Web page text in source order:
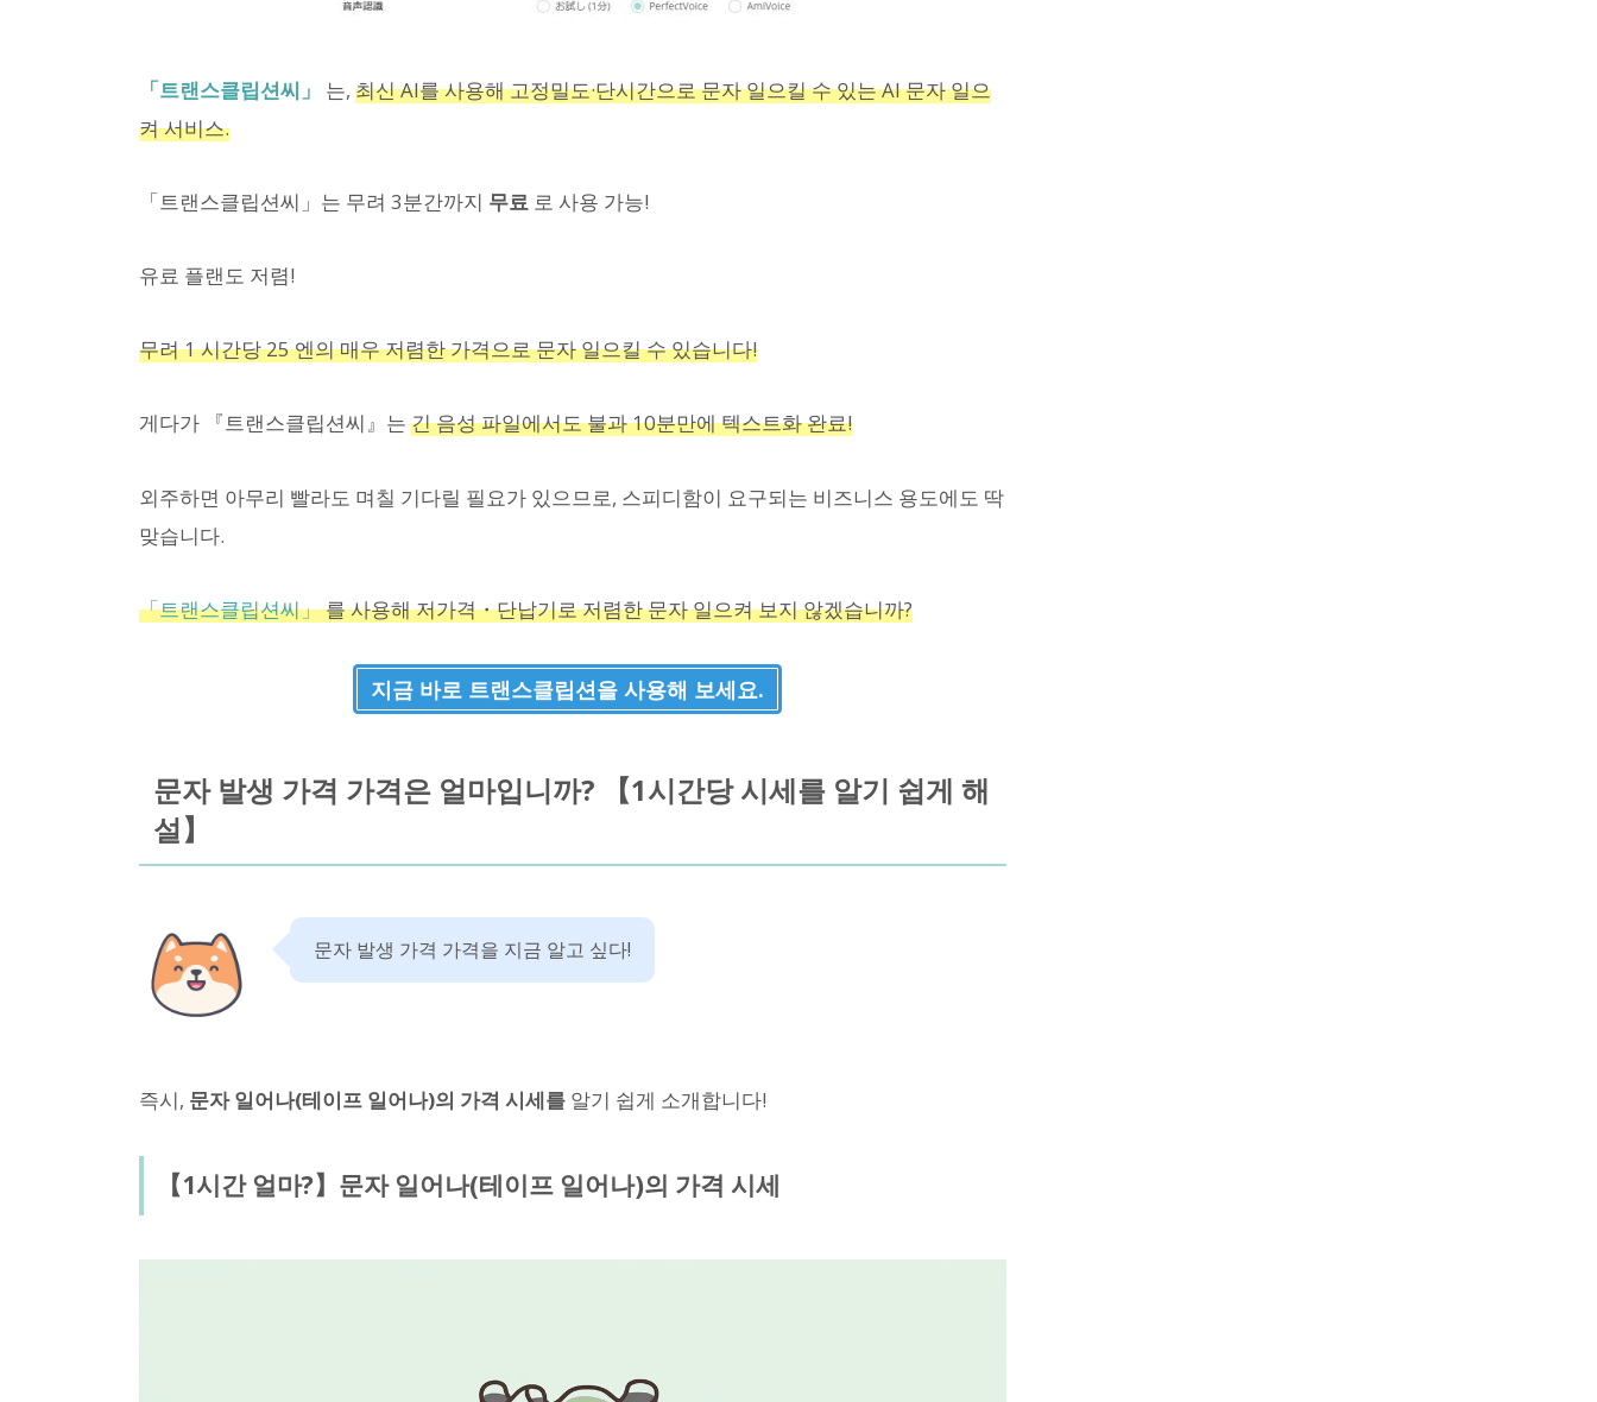
「트랜스클립션씨」 는, 최신 AI를 사용해 고정밀도·단시간으로 문자 일으킬 수 있는 AI 문자 일으
켜 서비스.
「트랜스클립션씨」는 무려 3분간까지 무료 로 사용 가능!
유료 플랜도 저렴!
무려 1 시간당 25 엔의 매우 저렴한 가격으로 문자 일으킬 수 있습니다!
게다가 『트랜스클립션씨』는 긴 음성 파일에서도 불과 10분만에 텍스트화 완료!
외주하면 아무리 빨라도 며칠 기다릴 필요가 있으므로, 스피디함이 요구되는 비즈니스 용도에도 딱
맞습니다.
「트랜스클립션씨」를 사용해 저가격・단납기로 저렴한 문자 일으켜 보지 않겠습니까?
지금 바로 트랜스클립션을 사용해 보세요.
문자 발생 가격 가격은 얼마입니까? 【1시간당 시세를 알기 쉽게 해
설】
문자 발생 가격 가격을 지금 알고 싶다!
즉시, 문자 일어나(테이프 일어나)의 가격 시세를 알기 쉽게 소개합니다!
【1시간 얼마?】문자 일어나(테이프 일어나)의 가격 시세